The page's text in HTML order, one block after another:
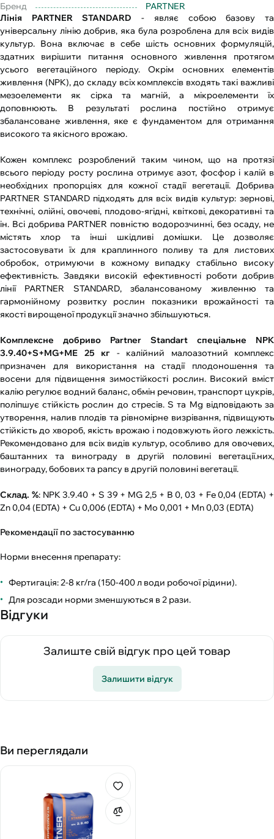
Бренд
PARTNER
Лінія PARTNER STANDARD - являє собою базову та
універсальну лінію добрив, яка була розроблена для всіх видів
культур. Вона включає в себе шість основних формуляцій,
здатних вирішити питання основного живлення протягом
усього вегетаційного періоду. Окрім основних елементів
живлення (NPK), до складу всіх комплексів входять такі важливі
мезоелементи як сірка та магній, а мікроелементи їх
доповнюють. В результаті рослина постійно отримує
збалансоване живлення, яке є фундаментом для отримання
високого та якісного врожаю.
Кожен комплекс розроблений таким чином, що на протязі
всього періоду росту рослина отримує азот, фосфор і калій в
необхідних пропорціях для кожної стадії вегетації. Добрива
PARTNER STANDARD підходять для всіх видів культур: зернові,
технічні, олійні, овочеві, плодово-ягідні, квіткові, декоративні та
ін. Всі добрива PARTNER повністю водорозчинні, без осаду, не
містять хлор та інші шкідливі домішки. Це дозволяє
застосовувати їх для краплинного поливу та для листових
обробок, отримуючи в кожному випадку стабільно високу
ефективність. Завдяки високій ефективності роботи добрив
лінії PARTNER STANDARD, збалансованому живленню та
гармонійному розвитку рослин показники врожайності та
якості вирощеної продукції значно збільшуються.
Комплексне добриво Partner Standart спеціальне NPK
3.9.40+S+MG+МЕ 25 кг - калійний малоазотний комплекс
призначен для використання на стадії плодоношення та
восени для підвищення зимостійкості рослин. Високий вміст
калію регулює водний баланс, обмін речовин, транспорт цукрів,
поліпшує стійкість рослин до стресів. S та Mg відповідають за
утворення, налив плодів та рівномірне визрівання, підвищують
стійкість до хвороб, якість врожаю і подовжують його лежкість.
Рекомендовано для всіх видів культур, особливо для овочевих,
баштанних та винограду в другій половині вегетації.них,
винограду, бобових та рапсу в другій половині вегетації.
Склад. %: NPK 3.9.40 + S 39 + MG 2,5 + В 0, 03 + Fe 0,04 (EDTA) +
Zn 0,04 (EDTA) + Cu 0,006 (EDTA) + Mo 0,001 + Mn 0,03 (EDTA)
Рекомендації по застосуванню
Норми внесення препарату:
Фертигація: 2-8 кг/га (150-400 л води робочої рідини).
Для розсади норми зменшуються в 2 рази.
Відгуки
Залиште свій відгук про цей товар
Залишити відгук
Ви переглядали